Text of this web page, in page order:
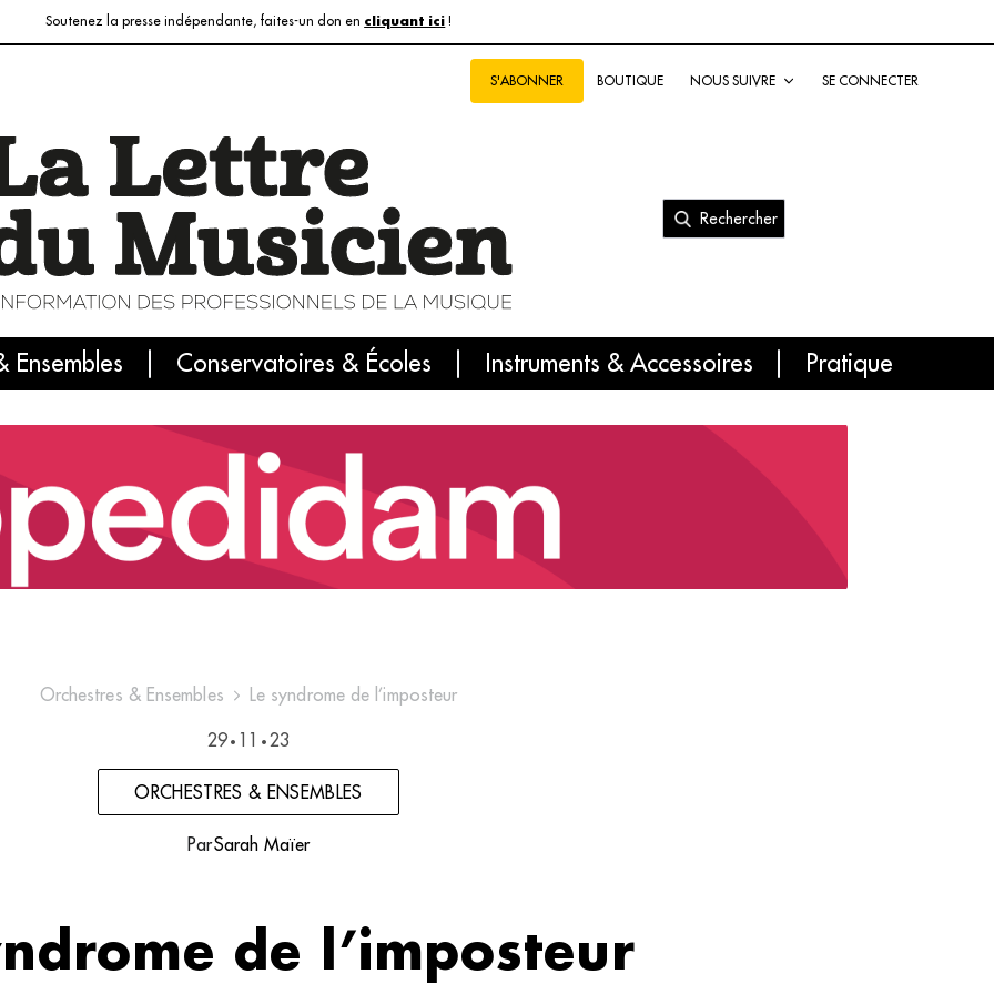
Soutenez la presse indépendante, faites-un don en cliquant ici !
S'ABONNER BOUTIQUE NOUS SUIVRE SE CONNECTER
Rechercher
Ensembles Conservatoires & Écoles Instruments & Accessoires Pratique
du jour Le numéro du mois International
Orchestres & Ensembles Le syndrome de l’imposteur
29 • 11 • 23
ORCHESTRES & ENSEMBLES
ParSarah Maïer
de l’imposteur